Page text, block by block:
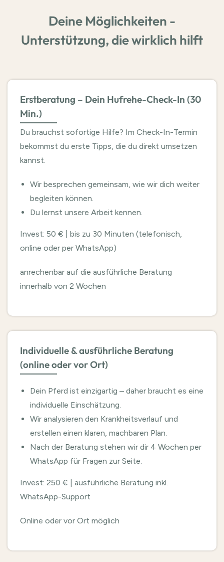
Deine Möglichkeiten -
Unterstützung, die wirklich hilft
Erstberatung – Dein Hufrehe-Check-In (30
Min.)
Du brauchst sofortige Hilfe? Im Check-In-Termin
bekommst du erste Tipps, die du direkt umsetzen
kannst.
Wir besprechen gemeinsam, wie wir dich weiter
begleiten können.
Du lernst unsere Arbeit kennen.
Invest: 50 € | bis zu 30 Minuten (telefonisch,
online oder per WhatsApp)
anrechenbar auf die ausführliche Beratung
innerhalb von 2 Wochen
Individuelle & ausführliche Beratung
(online oder vor Ort)
Dein Pferd ist einzigartig – daher braucht es eine
individuelle Einschätzung.
Wir analysieren den Krankheitsverlauf und
erstellen einen klaren, machbaren Plan.
Nach der Beratung stehen wir dir 4 Wochen per
WhatsApp für Fragen zur Seite.
Invest: 250 € | ausführliche Beratung inkl.
WhatsApp-Support
Online oder vor Ort möglich